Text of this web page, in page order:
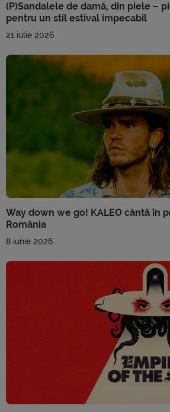
(P)Sandalele de damă, din piele –
pentru un stil estival impecabil
21 iulie 2026
Way down we go! KALEO cântă în
România
8 iunie 2026